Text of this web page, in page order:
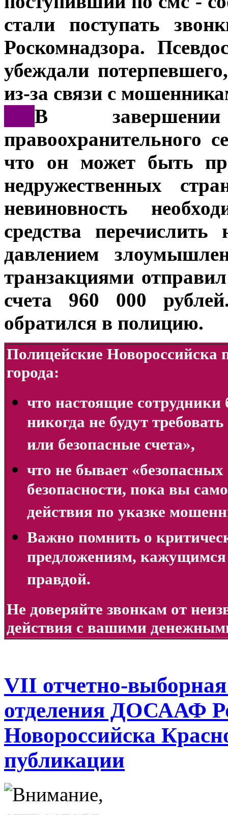
стали поступать
Роскомнадзора.
убеждали
из-за связи с
В
правоохранительного
что он может быть
недружественных
невиновность
средства
давлением
транзакциями
счета 960 000
обратился в полицию.
Полицейские Новороссийска
города:
что настоящие
никогда не будут
или безопасные счета»,
что не бывает
безопасности, пока вы
действия по указке
Важно помнить о
предложениям,
правдой.
Не доверяйте звонкам от
действия с вашими
VII отчетно-
отделения ДОСААФ
Новороссийска
публикации